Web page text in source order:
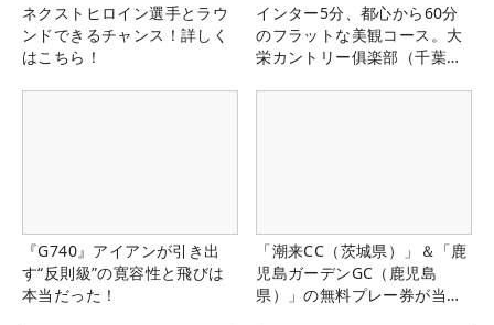
ネクストヒロイン選手とラウ
ンドできるチャンス！詳しく
はこちら！
インター5分、都心から60分
のフラットな美観コース。大
栄カントリー俱楽部（千葉
『G740』アイアンが引き出
す“反則級”の寛容性と飛びは
本当だった！
「潮来CC（茨城県）」＆「鹿
児島ガーデンGC（鹿児島
県）」の無料プレー券が当た